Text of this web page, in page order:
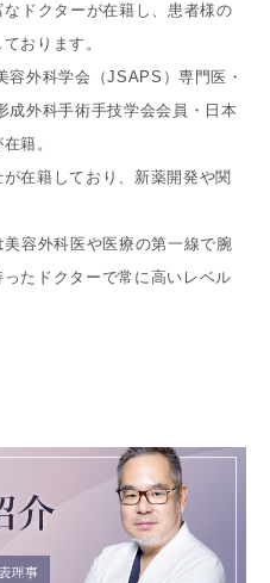
ドクターが在籍し、患者様の
おります。
容外科学会（JSAPS）専門医・
成外科手術手技学会会員・日本
籍。
在籍しており、新薬開発や関
容外科医や医療の第一線で腕
たドクターで常に高いレベル